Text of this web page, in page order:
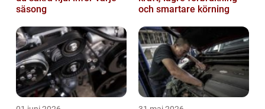
säsong
och smartare körning